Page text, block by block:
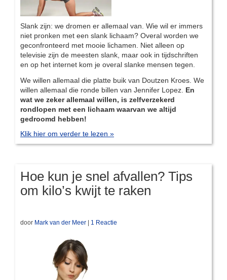
Slank zijn: we dromen er allemaal van. Wie wil er immers
niet pronken met een slank lichaam? Overal worden we
geconfronteerd met mooie lichamen. Niet alleen op
televisie zijn de meesten slank, maar ook in tijdschriften
en op het internet kom je overal slanke mensen tegen.
We willen allemaal die platte buik van Doutzen Kroes. We
willen allemaal die ronde billen van Jennifer Lopez. En
wat we zeker allemaal willen, is zelfverzekerd
rondlopen met een lichaam waarvan we altijd
gedroomd hebben!
Klik hier om verder te lezen »
Hoe kun je snel afvallen? Tips
om kilo’s kwijt te raken
door Mark van der Meer | 1 Reactie